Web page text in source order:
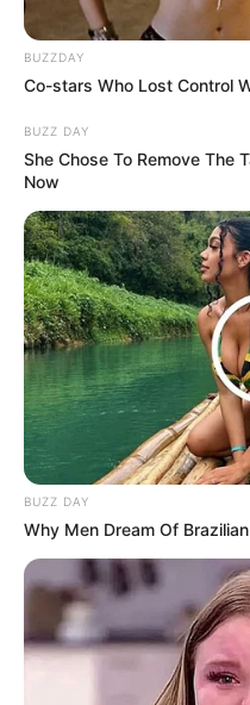
Musik
BUZZDAY
Co-stars Who Lost Control
BUZZ DAY
She Chose To Remove The
Now
BUZZ DAY
Why Men Dream Of